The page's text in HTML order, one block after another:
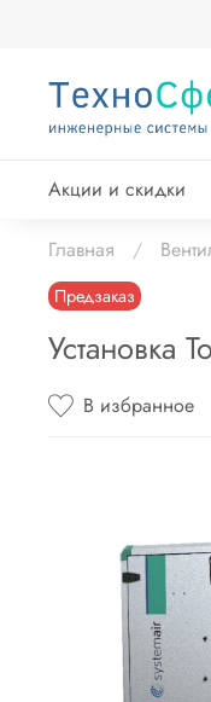
Акции и скидки
Главная
Предзаказ
Установка
В избранное